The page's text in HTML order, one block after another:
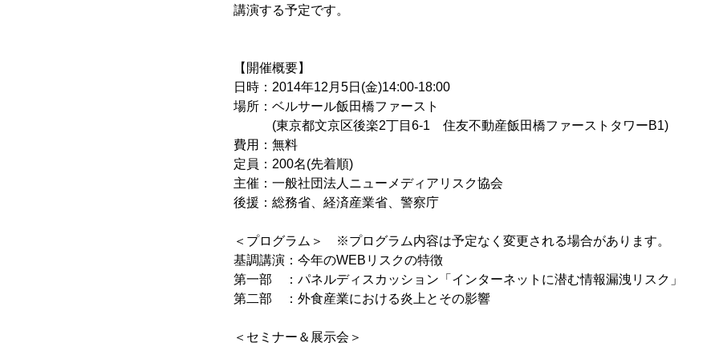
講演する予定です。
【開催概要】
日時：2014年12月5日(金)14:00-18:00
場所：ベルサール飯田橋ファースト
(東京都文京区後楽2丁目6-1 住友不動産飯田橋ファーストタワーB1)
費用：無料
定員：200名(先着順)
主催：一般社団法人ニューメディアリスク協会
後援：総務省、経済産業省、警察庁
＜プログラム＞ ※プログラム内容は予定なく変更される場合があります。
基調講演：今年のWEBリスクの特徴
第一部 ：パネルディスカッション「インターネットに潜む情報漏洩リスク」
第二部 ：外食産業における炎上とその影響
＜セミナー＆展示会＞